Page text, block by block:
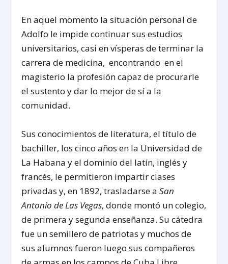
En aquel momento la situación personal de
Adolfo le impide continuar sus estudios
universitarios, casi en vísperas de terminar la
carrera de medicina, encontrando en el
magisterio la profesión capaz de procurarle
el sustento y dar lo mejor de sí a la
comunidad.
Sus conocimientos de literatura, el título de
bachiller, los cinco años en la Universidad de
La Habana y el dominio del latín, inglés y
francés, le permitieron impartir clases
privadas y, en 1892, trasladarse aSan
Antonio de Las Vegas, donde montó un colegio,
de primera y segunda enseñanza. Su cátedra
fue un semillero de patriotas y muchos de
sus alumnos fueron luego sus compañeros